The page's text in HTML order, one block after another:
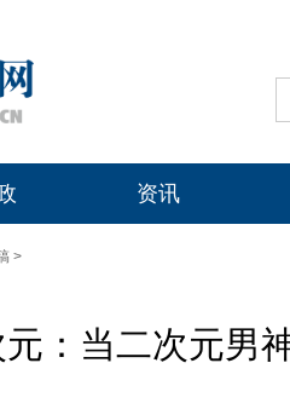
资讯
>
：当二次元男